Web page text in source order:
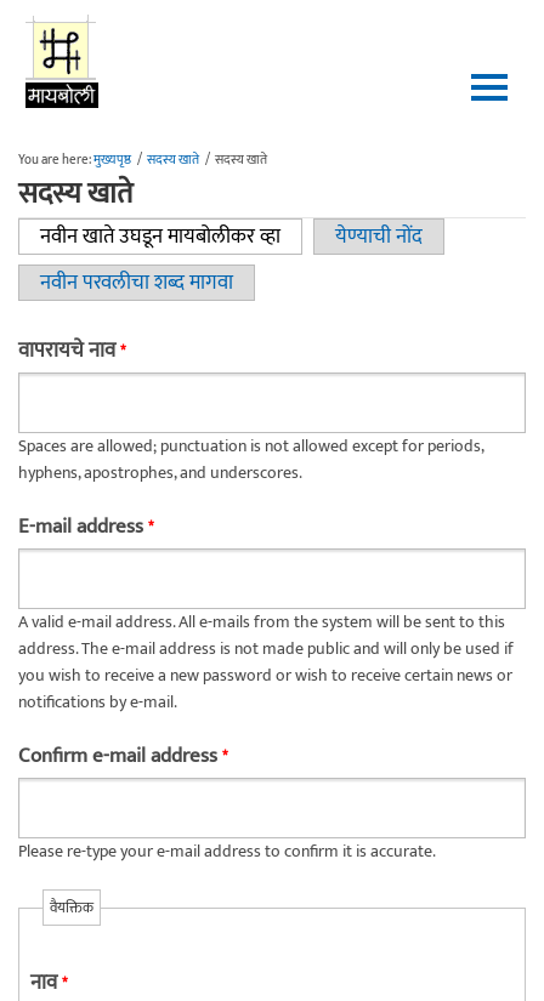
Skip to main content
You are here:मुख्यपृष्ठ / सदस्य खाते / सदस्य खाते
सदस्य खाते
Primary tabs
नवीन खाते उघडून मायबोलीकर व्हा(active tab)येण्याची नोंद
नवीन परवलीचा शब्द मागवा
वापरायचे नाव*
Spaces are allowed; punctuation is not allowed except for periods,
hyphens, apostrophes, and underscores.
E-mail address*
A valid e-mail address. All e-mails from the system will be sent to this
address. The e-mail address is not made public and will only be used if
you wish to receive a new password or wish to receive certain news or
notifications by e-mail.
Confirm e-mail address*
Please re-type your e-mail address to confirm it is accurate.
वैयक्तिक
नाव*